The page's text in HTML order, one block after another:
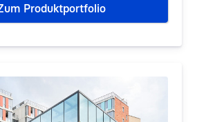
Produktportfolio